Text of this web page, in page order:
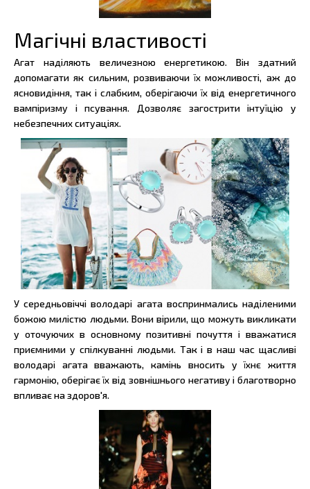
Магічні властивості
Агат наділяють величезною енергетикою. Він здатний
допомагати як сильним, розвиваючи їх можливості, аж до
ясновидіння, так і слабким, оберігаючи їх від енергетичного
вампіризму і псування. Дозволяє загострити інтуїцію у
небезпечних ситуаціях.
У середньовіччі володарі агата воспринмались наділеними
божою милістю людьми. Вони вірили, що можуть викликати
у оточуючих в основному позитивні почуття і вважатися
приємними у спілкуванні людьми. Так і в наш час щасливі
володарі агата вважають, камінь вносить у їхнє життя
гармонію, оберігає їх від зовнішнього негативу і благотворно
впливає на здоров'я.